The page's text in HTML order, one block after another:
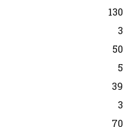
130
3
50
5
39
3
70